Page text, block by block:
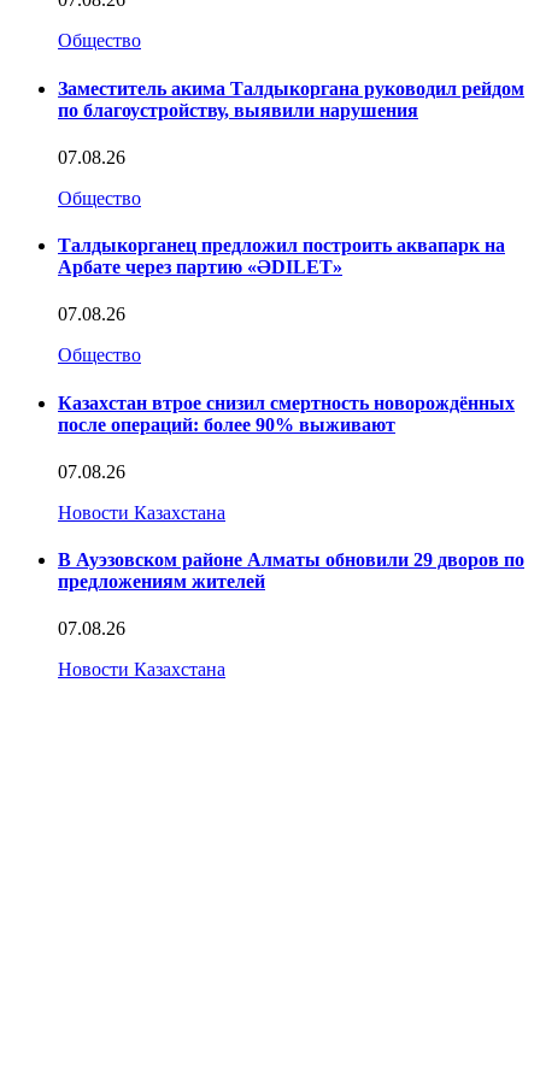
Общество
Заместитель акима Талдыкоргана руководил рейдом
по благоустройству, выявили нарушения
07.08.26
Общество
Талдыкорганец предложил построить аквапарк на
Арбате через партию «ӘDILET»
07.08.26
Общество
Казахстан втрое снизил смертность новорождённых
после операций: более 90% выживают
07.08.26
Новости Казахстана
В Ауэзовском районе Алматы обновили 29 дворов по
предложениям жителей
07.08.26
Новости Казахстана